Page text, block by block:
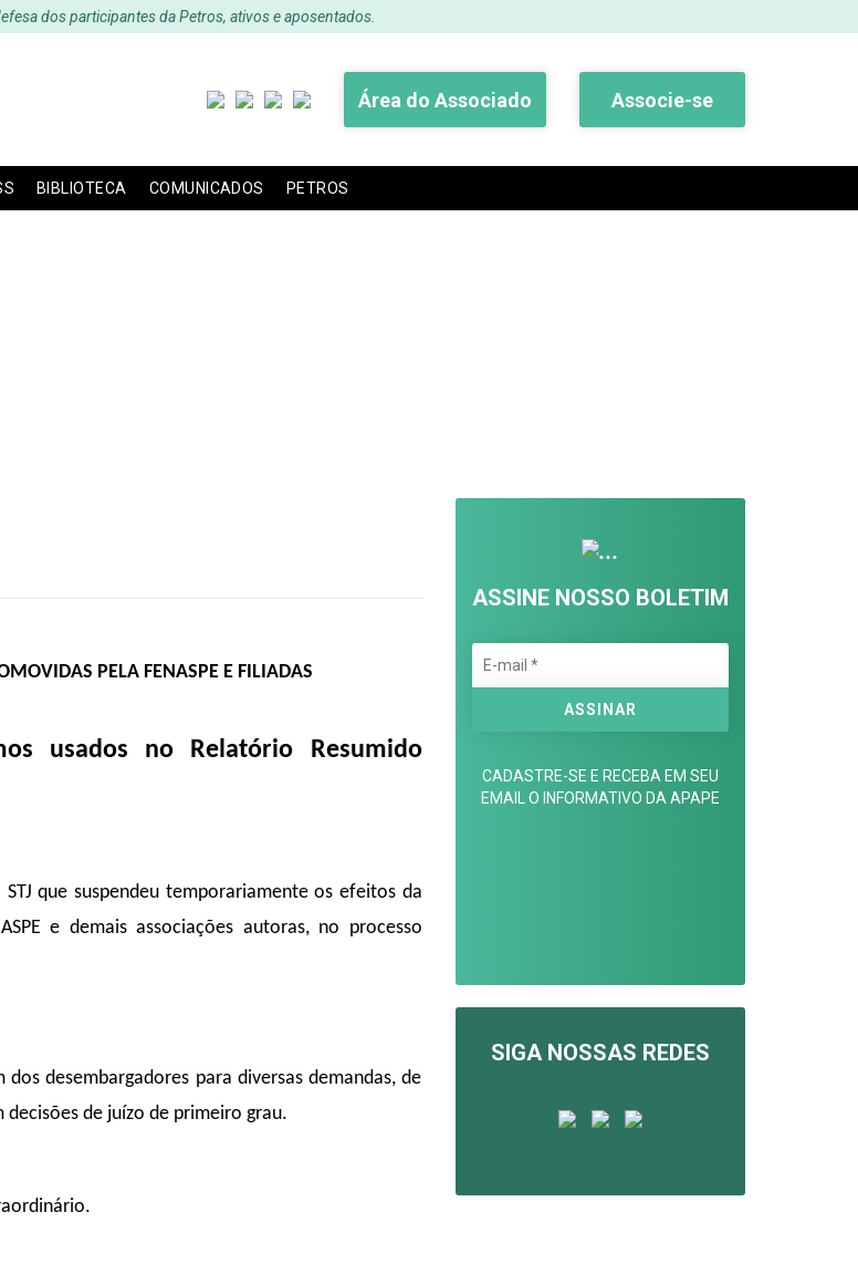
dos participantes da Petros, ativos e aposentados.
Área do Associado Associe-se
BIBLIOTECA COMUNICADOS PETROS
PELA FENASPE E FILIADAS
usados no Relatório Resumido
que suspendeu temporariamente os efeitos da
e demais associações autoras, no processo
desembargadores para diversas demandas, de
de juízo de primeiro grau.
ASSINE NOSSO BOLETIM
CADASTRE-SE E RECEBA EM SEU
EMAIL O INFORMATIVO DA APAPE
SIGA NOSSAS REDES